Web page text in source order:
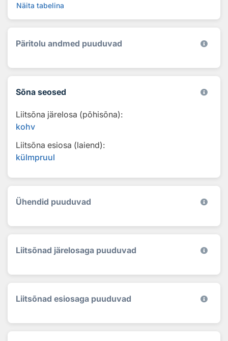
Näita tabelina
Päritolu andmed puuduvad
Sõna seosed
Liitsõna järelosa (põhisõna):
kohv
Liitsõna esiosa (laiend):
külmpruul
Ühendid puuduvad
Liitsõnad järelosaga puuduvad
Liitsõnad esiosaga puuduvad